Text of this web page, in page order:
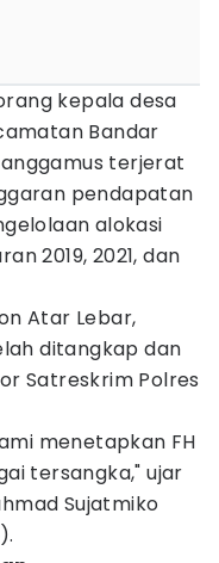
kepala desa
Bandar
terjerat
pendapatan
alokasi
2019, 2021, dan
Atar Lebar,
ditangkap dan
Satreskrim Polres
menetapkan FH
tersangka," ujar
Sujatmiko